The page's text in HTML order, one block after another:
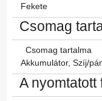
Fekete
Csomag
Csomag tartalma
Akkumulátor, Szíj/
A nyomtatott